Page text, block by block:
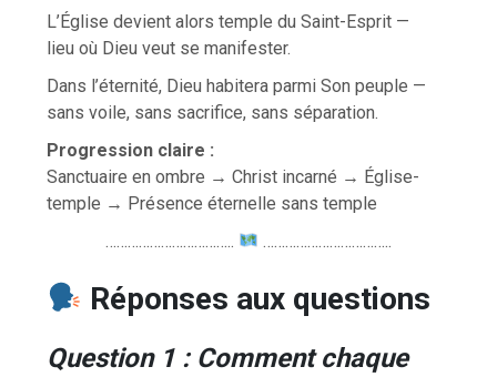
L’Église devient alors temple du Saint-Esprit —
lieu où Dieu veut se manifester.
Dans l’éternité, Dieu habitera parmi Son peuple —
sans voile, sans sacrifice, sans séparation.
Progression claire :
Sanctuaire en ombre → Christ incarné → Église-
temple → Présence éternelle sans temple
……………………………..
……………………………..
Réponses aux questions
Question 1 : Comment chaque